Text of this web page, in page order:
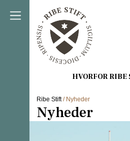
Direkte til indholdet
Ribe Stift/ Nyheder
Nyheder